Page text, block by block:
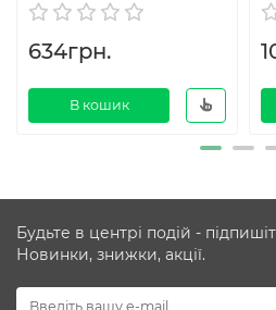
634грн.
В кошик
Будьте в центрі подій -
Новинки, знижки, акції.